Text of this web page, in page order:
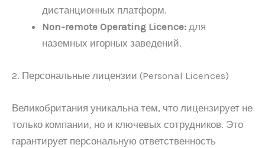
дистанционных платформ.
Non-remote Operating Licence: для
наземных игорных заведений.
2. Персональные лицензии (Personal Licences)
Великобритания уникальна тем, что лицензирует не
только компании, но и ключевых сотрудников. Это
гарантирует персональную ответственность